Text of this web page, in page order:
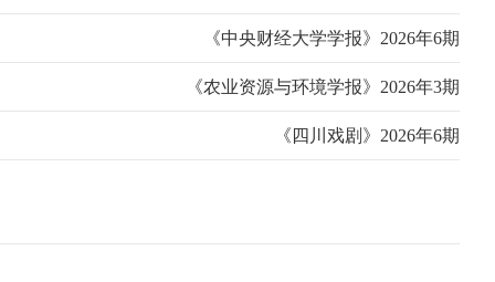
《中央财经大学学报》2026年6期
《农业资源与环境学报》2026年3期
《四川戏剧》2026年6期